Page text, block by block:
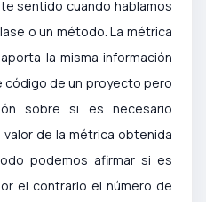
sentido cuando hablamos
o un método. La métrica
la misma información
código de un proyecto pero
sobre si es necesario
de la métrica obtenida
podemos afirmar si es
el contrario el número de